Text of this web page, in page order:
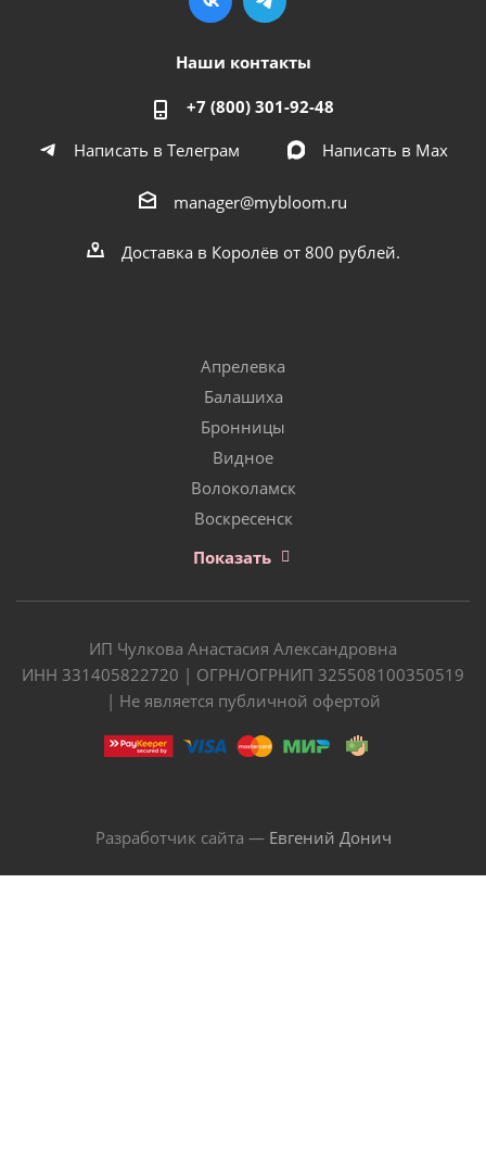
Наши контакты
+7 (800) 301-92-48
Написать в Телеграм
Написать в Мах
manager@mybloom.ru
Доставка в Королёв от 800 рублей.
Апрелевка
Балашиха
Бронницы
Видное
Волоколамск
Воскресенск
Показать
ИП Чулкова Анастасия Александровна
ИНН 331405822720 | ОГРН/ОГРНИП 325508100350519
| Не является публичной офертой
Разработчик сайта — Евгений Донич